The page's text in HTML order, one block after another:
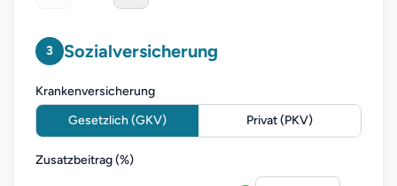
3 Sozialversicherung
Krankenversicherung
Gesetzlich (GKV)
Privat (PKV)
Zusatzbeitrag (%)